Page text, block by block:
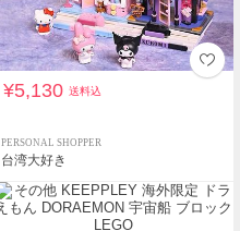
¥5,130送料込
PERSONAL SHOPPER
台湾大好き